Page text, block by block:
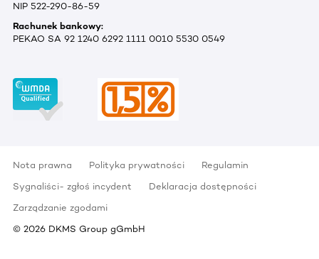
NIP 522-290-86-59
Rachunek bankowy:
PEKAO SA 92 1240 6292 1111 0010 5530 0549
Nota prawna Polityka prywatności
Regulamin
Sygnaliści- zgłoś incydent
Deklaracja dostępności
Zarządzanie zgodami
© 2026 DKMS Group gGmbH